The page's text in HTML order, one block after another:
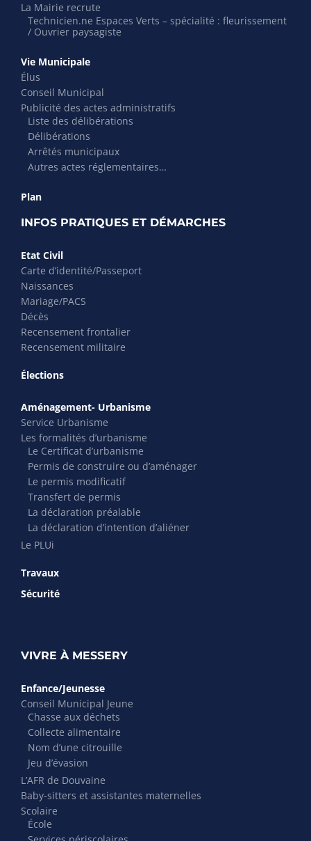
La Mairie recrute
Technicien.ne Espaces Verts – spécialité : fleurissement
/ Ouvrier paysagiste
Vie Municipale
Élus
Conseil Municipal
Publicité des actes administratifs
Liste des délibérations
Délibérations
Arrêtés municipaux
Autres actes réglementaires…
Plan
INFOS PRATIQUES ET DÉMARCHES
Etat Civil
Carte d’identité/Passeport
Naissances
Mariage/PACS
Décès
Recensement frontalier
Recensement militaire
Élections
Aménagement- Urbanisme
Service Urbanisme
Les formalités d’urbanisme
Le Certificat d’urbanisme
Permis de construire ou d’aménager
Le permis modificatif
Transfert de permis
La déclaration préalable
La déclaration d’intention d’aliéner
Le PLUi
Travaux
Sécurité
VIVRE À MESSERY
Enfance/Jeunesse
Conseil Municipal Jeune
Chasse aux déchets
Collecte alimentaire
Nom d’une citrouille
Jeu d’évasion
L’AFR de Douvaine
Baby-sitters et assistantes maternelles
Scolaire
École